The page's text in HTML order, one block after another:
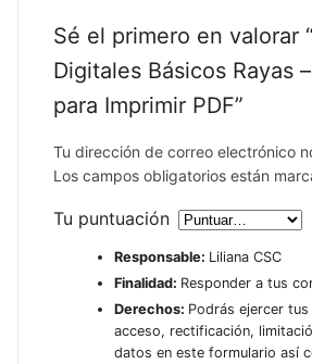
Sé el primero en valorar
Digitales Básicos Rayas
para Imprimir PDF”
Tu dirección de correo electrónico
Los campos obligatorios están
Tu puntuación
Responsable: Liliana CSC
Finalidad: Responder a tus
Derechos: Podrás ejercer
acceso, rectificación,
datos en este formulario así